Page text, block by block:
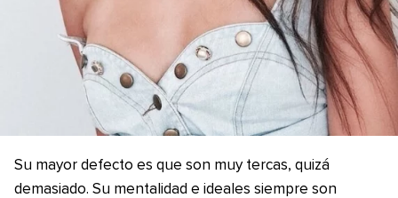
Su mayor defecto es que son muy tercas, quizá
demasiado. Su mentalidad e ideales siempre son